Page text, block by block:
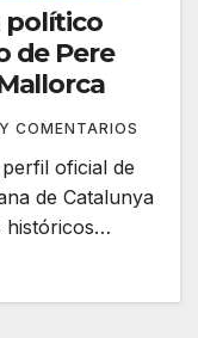
político
de Pere
COMENTARIOS
oficial de
de Catalunya
históricos…